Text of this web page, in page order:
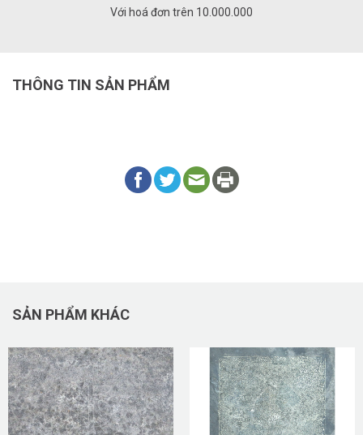
Với hoá đơn trên 10.000.000
THÔNG TIN SẢN PHẨM
SẢN PHẨM KHÁC